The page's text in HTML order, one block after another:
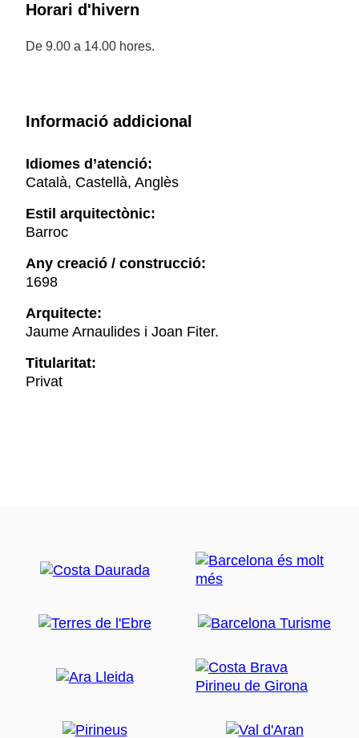
Horari d'hivern
De 9.00 a 14.00 hores.
Informació addicional
Idiomes d’atenció:
Català, Castellà, Anglès
Estil arquitectònic:
Barroc
Any creació / construcció:
1698
Arquitecte:
Jaume Arnaulides i Joan Fiter.
Titularitat:
Privat